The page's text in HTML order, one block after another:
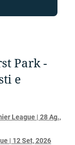
Park -
e
League | 28 Ag.,
| 12 Set, 2026